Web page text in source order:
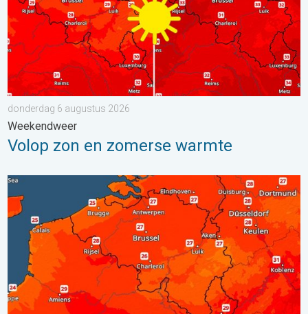
donderdag 6 augustus 2026
Weekendweer
Volop zon en zomerse warmte
Zaterdag warmste dag van de week. Bijna overal zomers